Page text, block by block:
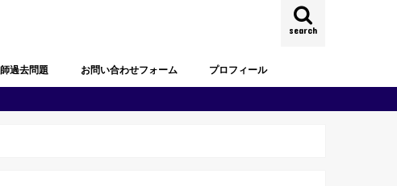
search
過去問題 お問い合わせフォーム プロフィール